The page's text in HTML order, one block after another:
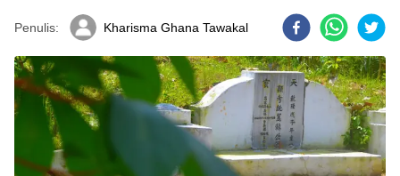
Penulis: Kharisma Ghana Tawakal